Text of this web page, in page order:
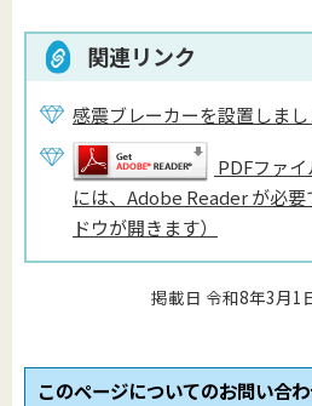
関連リンク
感震ブレーカーを設置しまし
PDFファ
には、Adobe Reader が必
ドウが開きます）
掲載日 令和8年3月1
このページについてのお問い合